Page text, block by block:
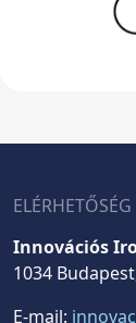
ELÉRHETŐSÉG
Innovációs
1034
E-mail: